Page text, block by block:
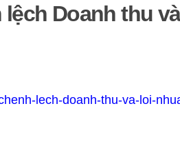
Doanh thu
lech-doanh-thu-va-loi-